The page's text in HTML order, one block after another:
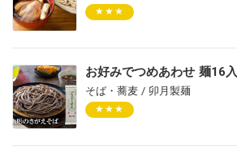
★★★
お好みでつめあわせ 麺16入
そば・蕎麦 / 卯月製麺
★★★